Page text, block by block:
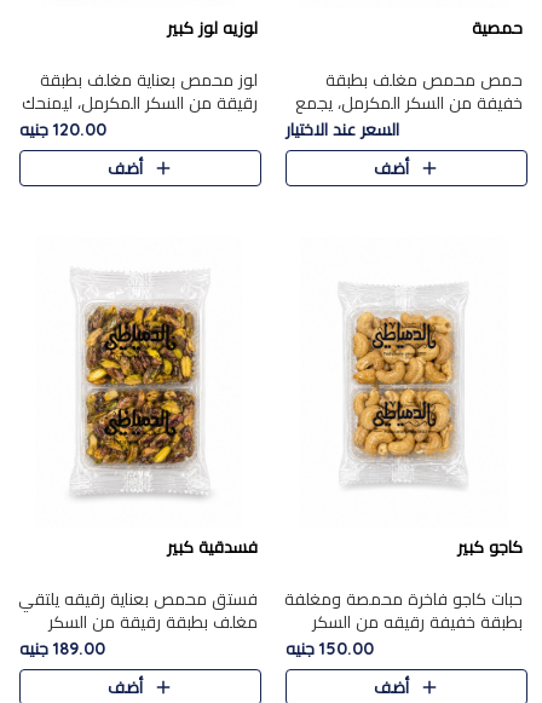
حمصية
حمص محمص مغلف بطبقة
خفيفة من السكر المكرمل، يجمع
بين القرمشة المميزة والطعم
الشرقي الأصيل في واحدة من أشهر
حلويات الموسم.
السعر عند الاختيار
أضف
لوزيه لوز كبير
لوز محمص بعناية مغلف بطبقة
رقيقة من السكر المكرمل، ليمنحك
قرمشة راقية ونكهة غنية تبرز
فخامة اللوز في كل قطعة.
120.00 جنيه
أضف
كاجو كبير
حبات كاجو فاخرة محمصة ومغلفة
بطبقة خفيفة رقيقه من السكر
المكرمل، تجمع بين توازن النعومة
زبدية غنية فاخرة والقرمشة
المرضية في حلوى شرقية بطاب..
150.00 جنيه
أضف
فسدقية كبير
فستق محمص بعناية رقيقه يلتقي
مغلف بطبقة رقيقة من السكر
المكرمل، ليقدم مذاقًا فاخرًا حلوي
شرقية فاخرة ونكهة غنية ناتي تميز
كل قطعة و قوام هش
189.00 جنيه
أضف